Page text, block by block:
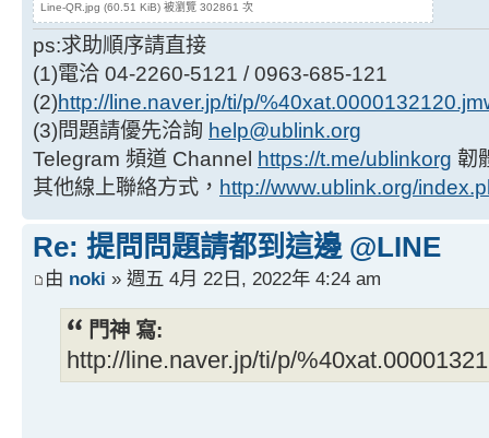
Line-QR.jpg (60.51 KiB) 被瀏覽 302861 次
ps:求助順序請直接
(1)電洽 04-2260-5121 / 0963-685-121
(2)http://line.naver.jp/ti/p/
(3)問題請優先洽詢 help@ublink.org
Telegram 頻道 Channel https://t.me/ublinkorg 韌
其他線上聯絡方式， http://www.ublink.org/
Re: 提問問題請都到這邊 @LINE
由 noki » 週五 4月 22日, 2022年 4:24 am
門神 寫:
http://line.naver.jp/ti/p/